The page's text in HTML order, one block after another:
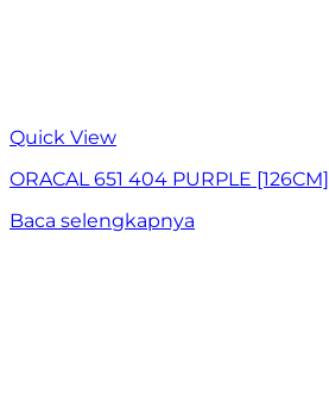
Quick View
ORACAL 651 404 PURPLE [126CM]
Baca selengkapnya